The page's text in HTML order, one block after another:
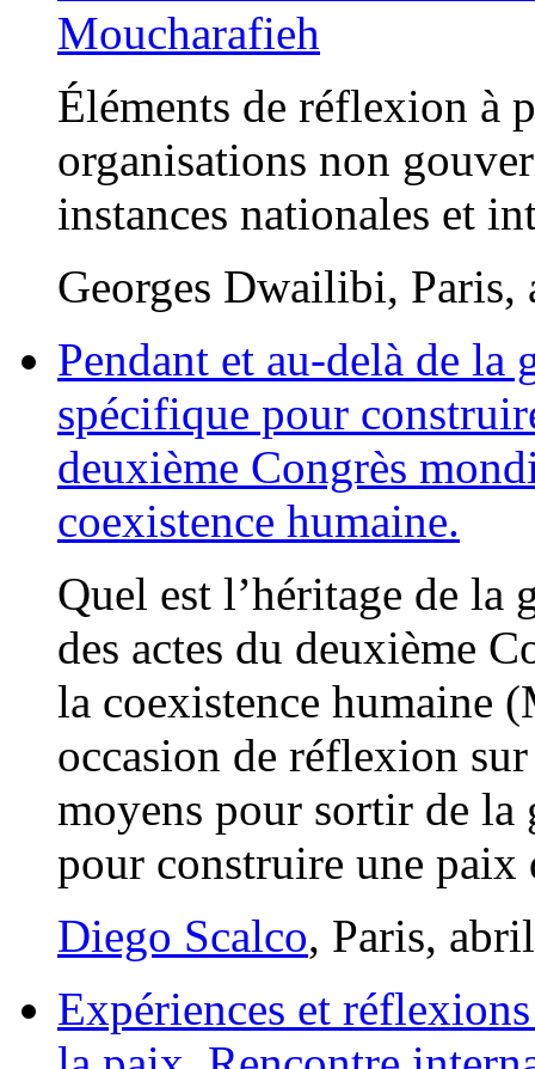
Moucharafieh
Éléments de réflexion à
organisations non
instances nationales et
Georges Dwailibi, Paris,
Pendant et au-delà de la
spécifique pour
deuxième Congrès
coexistence humaine.
Quel est l’héritage de la
des actes du deuxième
la coexistence humaine
occasion de réflexion
moyens pour sortir de la
pour construire une paix
Diego Scalco, Paris,
Expériences et